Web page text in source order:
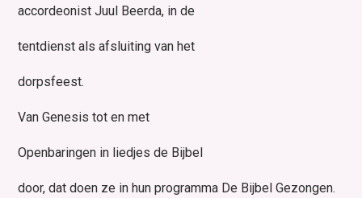
accordeonist Juul Beerda, in de
tentdienst als afsluiting van het
dorpsfeest.
Van Genesis tot en met
Openbaringen in liedjes de Bijbel
door, dat doen ze in hun programma De Bijbel Gezongen.